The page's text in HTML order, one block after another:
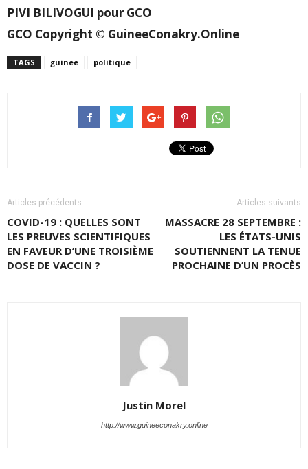
PIVI BILIVOGUI pour GCO
GCO Copyright © GuineeConakry.Online
TAGS guinee politique
Articles précédents
COVID-19 : QUELLES SONT
LES PREUVES SCIENTIFIQUES
EN FAVEUR D’UNE TROISIÈME
DOSE DE VACCIN ?
Articles suivants
MASSACRE 28 SEPTEMBRE :
LES ÉTATS-UNIS
SOUTIENNENT LA TENUE
PROCHAINE D’UN PROCÈS
Justin Morel
http://www.guineeconakry.online